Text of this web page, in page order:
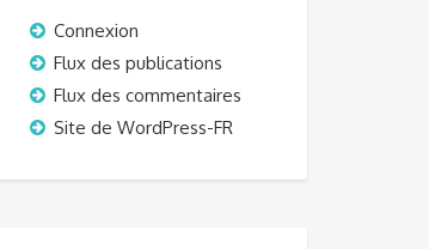
Connexion
Flux des publications
Flux des commentaires
Site de WordPress-FR